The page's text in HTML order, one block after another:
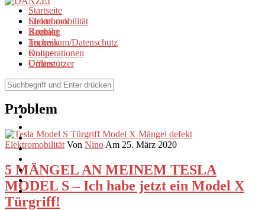
Startseite
Strombock
Kontakt
Impressum/Datenschutz
Kooperationen
Unterstützer
Elektromobilität
Baublog
Technik
Online
Offline
Browse Tag
Problem
Elektromobilität Von Nino Am 25. März 2020
5 MÄNGEL AN MEINEM TESLA
MODEL S – Ich habe jetzt ein Model X
Türgriff!